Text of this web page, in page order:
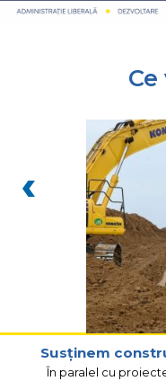
Susținem
În paralel cu